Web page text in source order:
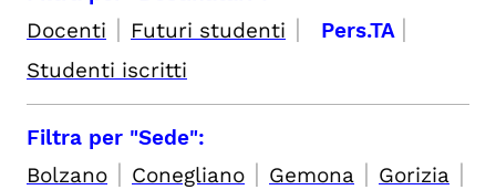
Docenti | Futuri studenti | Pers.TA |
Studenti iscritti
Filtra per "Sede":
Bolzano | Conegliano | Gemona | Gorizia |